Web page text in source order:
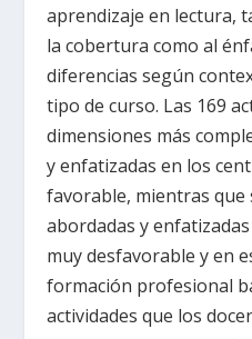
aprendizaje en lectura,
la cobertura como al
diferencias según
tipo de curso. Las 169
dimensiones más
y enfatizadas en los
favorable, mientras que
abordadas y
muy desfavorable y en
formación profesional
actividades que los